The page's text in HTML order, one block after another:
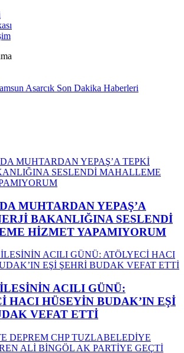
MUHTARDAN YEPAŞ’A
BAKANLIĞINA SESLENDİ
HİZMET YAPAMIYORUM
ACILI GÜNÜ:
HACI HÜSEYİN BUDAK’IN EŞİ
VEFAT ETTİ